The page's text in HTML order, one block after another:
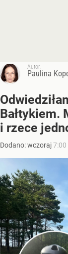
Autor:
Paulina
Bałtykiem.
i rzece
Dodano:wczoraj7:00